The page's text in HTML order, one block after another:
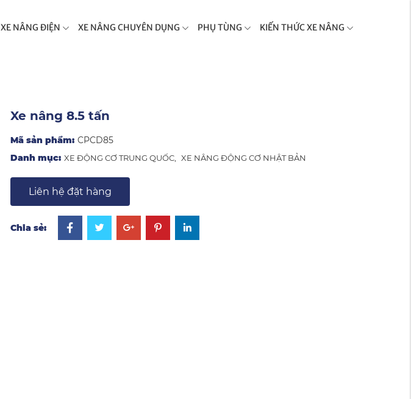
XE NÂNG ĐIỆN XE NÂNG CHUYÊN DỤNG PHỤ TÙNG KIẾN THỨC XE NÂNG
Xe nâng 8.5 tấn
Mã sản phẩm: CPCD85
Danh mục: XE ĐỘNG CƠ TRUNG QUỐC XE NÂNG ĐỘNG CƠ NHẬT BẢN
Liên hệ đặt hàng
Chia sẻ: